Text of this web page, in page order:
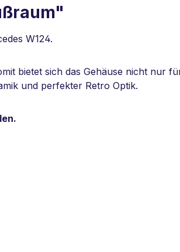
W124.
bietet sich das Gehäuse nicht nur
und perfekter Retro Optik.